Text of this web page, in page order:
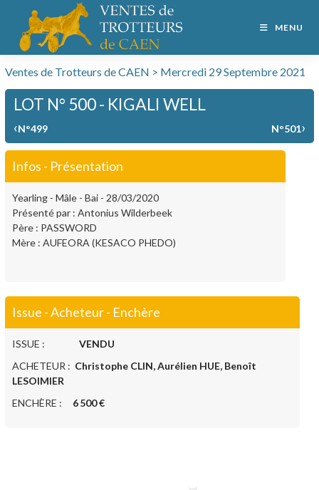
MENU
Ventes de Trotteurs de CAEN > Mercredi 29 Septembre 2021
LOT N° 500 - KIGALI WELL
‹N°499 N°501›
Infos - Présentation
Yearling - Mâle - Bai - 28/03/2020
Présenté par : Antonius Wilderbeek
Père : PASSWORD
Mère : AUFEORA (KESACO PHEDO)
Issue - Acheteur - Enchère
ISSUE : VENDU
ACHETEUR : Christophe CLIN, Aurélien HUE, Benoît
LESOIMIER
ENCHÈRE : 6 500 €